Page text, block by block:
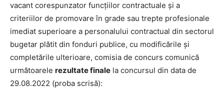
vacant corespunzator funcțiilor contractuale și a
criteriilor de promovare în grade sau trepte profesionale
imediat superioare a personalului contractual din sectorul
bugetar plătit din fonduri publice, cu modificările și
completările ulterioare, comisia de concurs comunică
următoarele rezultate finale la concursul din data de
29.08.2022 (proba scrisă):